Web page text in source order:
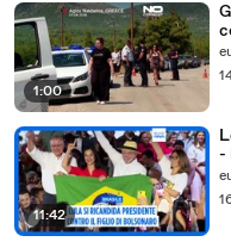
1:00
11:42
-